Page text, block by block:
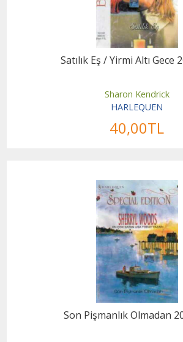
Satılık Eş / Yirmi Altı Gece
Sharon Kendrick
HARLEQUEN
40,00TL
Son Pişmanlık Olmadan